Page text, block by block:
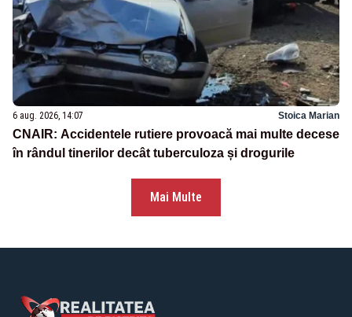
6 aug. 2026, 14:07 Stoica Marian
CNAIR: Accidentele rutiere provoacă mai multe decese
în rândul tinerilor decât tuberculoza și drogurile
Mai Multe